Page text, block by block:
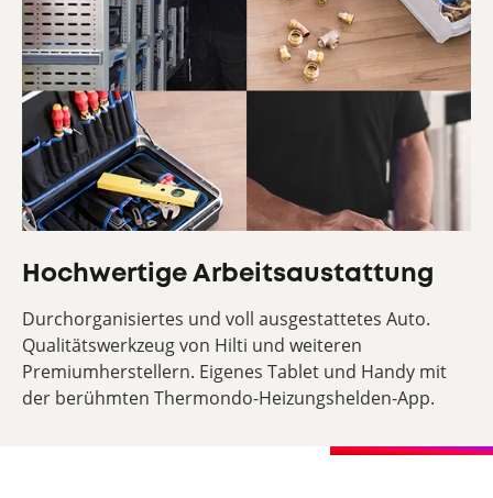
Hochwertige Arbeitsaustattung
Durchorganisiertes und voll ausgestattetes Auto.
Qualitätswerkzeug von Hilti und weiteren
Premiumherstellern. Eigenes Tablet und Handy mit
der berühmten Thermondo-Heizungshelden-App.